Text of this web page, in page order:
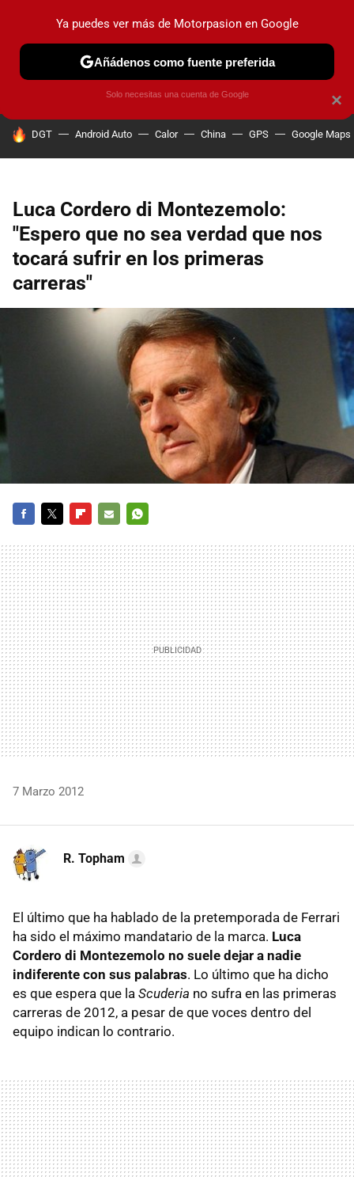
PRUEBAS COCHES ELÉCTRICOS OBSERVATORIO
HOY SE HABLA DE
DGT Android Auto Calor China GPS Google Maps
Luca Cordero di Montezemolo:
"Espero que no sea verdad que nos
tocará sufrir en los primeras
carreras"
MAIL
7 Marzo 2012
R. Topham
El último que ha hablado de la pretemporada de Ferrari
ha sido el máximo mandatario de la marca. Luca
Cordero di Montezemolo no suele dejar a nadie
indiferente con sus palabras. Lo último que ha dicho
es que espera que la Scuderia no sufra en las primeras
carreras de 2012, a pesar de que voces dentro del
equipo indican lo contrario.
×
Ya puedes ver más de Motorpasion en Google
Añádenos como fuente preferida
Solo necesitas una cuenta de Google